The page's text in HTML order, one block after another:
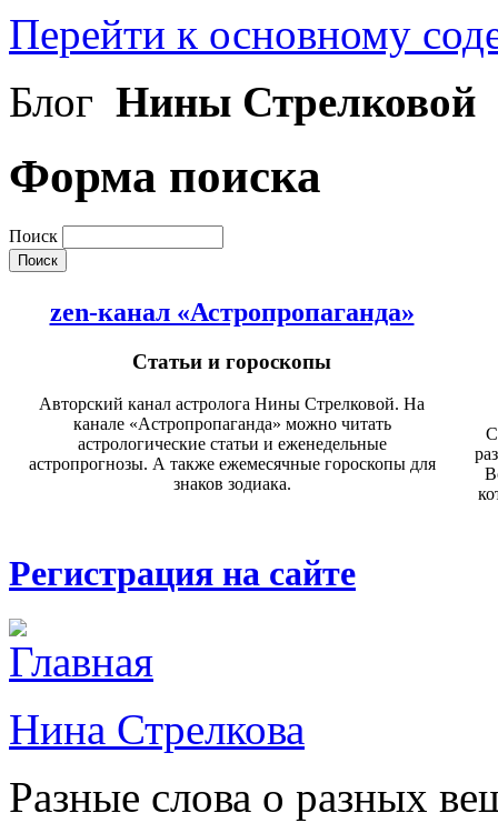
Перейти к основному
Блог Нины Стрелковой
Форма поиска
Поиск
zen-канал «Астропропаганда»
Статьи и гороскопы
Авторский канал астролога Нины Стрелковой. На
канале «Астропропаганда» можно читать
астрологические статьи и еженедельные
астропрогнозы. А также ежемесячные гороскопы для
знаков зодиака.
Регистрация на сайте
Нина Стрелкова
Разные слова о разных